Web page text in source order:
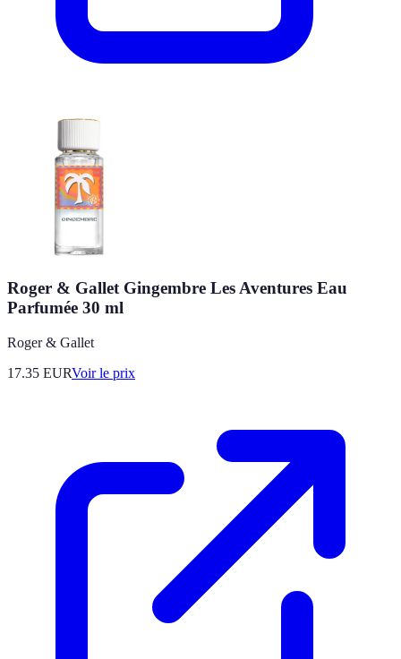
Roger & Gallet Gingembre Les Aventures Eau
Parfumée 30 ml
Roger & Gallet
17.35 EURVoir le prix